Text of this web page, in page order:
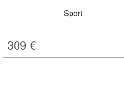
Sport
309 €